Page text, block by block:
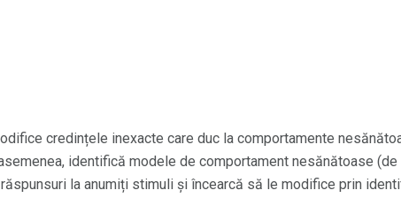
credințele inexacte care duc la comportamente
identifică modele de comportament nesănătoase (de
la anumiți stimuli și încearcă să le modifice prin